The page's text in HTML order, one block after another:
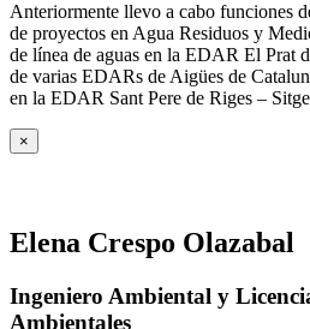
Anteriormente llevo a cabo funciones
de proyectos en Agua Residuos y
de línea de aguas en la EDAR El Prat
de varias EDARs de Aigües de
en la EDAR Sant Pere de Riges –
×
Elena Crespo Olazabal
Ingeniero Ambiental y
Ambientales